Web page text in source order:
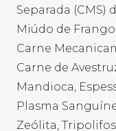
Separada (CMS)
Miúdo de
Carne
Carne de
Mandioca,
Plasma
Zeólita,